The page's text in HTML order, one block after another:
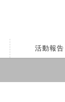
活動報告